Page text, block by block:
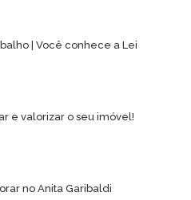
| Você conhece a Lei
e valorizar o seu imóvel!
no Anita Garibaldi